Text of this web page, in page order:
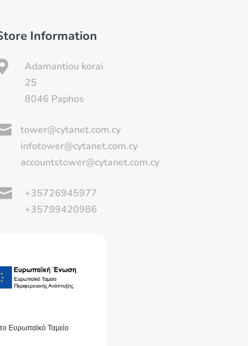
Information
Adamantiou korai
25
8046 Paphos
tower@cytanet.com.cy
infotower@cytanet.com.cy
accountstower@cytanet.com.cy
+35726945977
+35799420986
Ευρωπαϊκό Ταμείο